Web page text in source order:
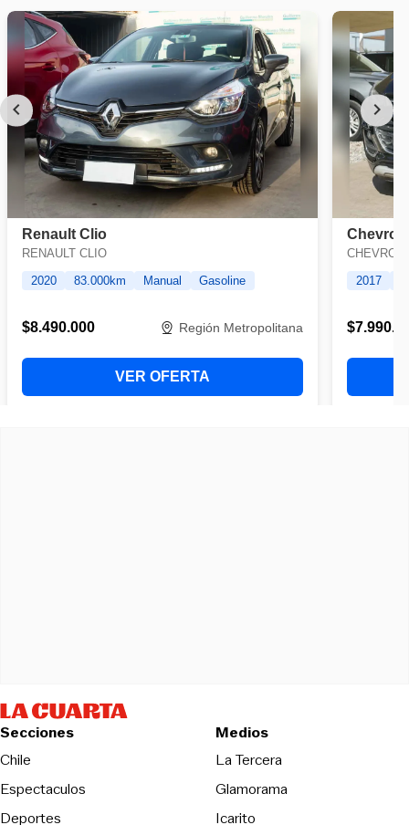
Secciones
Chile
Espectaculos
Deportes
Medios
La TerceraOpens in new
Glamorama
Icarito